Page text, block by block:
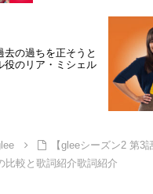
の過ちを正そうと
役のリア・ミシェル
【gleeシーズン2 第3
比較と歌詞紹介歌詞紹介